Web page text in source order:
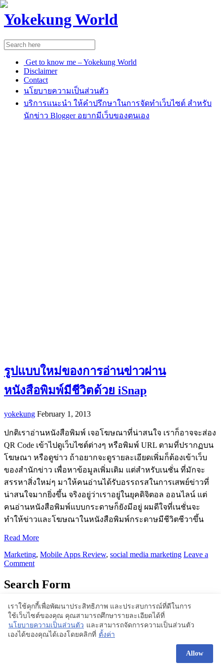
Yokekung World
Get to know me – Yokekung World
Disclaimer
Contact
นโยบายความเป็นส่วนตัว
บริการแนะนำ ให้คำปรึกษาในการจัดทำเว็บไซต์ สำหรับ
นักข่าว Blogger อยากมีเว็บของตนเอง
รูปแบบใหม่ของการอ่านข่าวผ่าน
หนังสือพิมพ์มีชีวิตด้วย iSnap
yokekung February 1, 2013
ปกติเราอ่านหนังสือพิมพ์ เจอโฆษณาที่น่าสนใจ เราก็อาจจะส่อง
QR Code เข้าไปดูเว็บไซต์ต่างๆ หรือพิมพ์ URL ตามที่ปรากฏบน
โฆษณา หรือดูข่าว ถ้าอยากจะดูรายละเอียดเพิ่มก็ต้องเข้าเว็บ
ของสำนักข่าว เพื่อหาข้อมูลเพิ่มเติม แต่สำหรับเนชั่น ที่มักจะ
สรรหาสิ่งใหม่ๆ มาให้คนอ่านได้รับอรรถรสในการเสพย์ข่าวที่
น่าสนใจมากยิ่งขึ้น จริงอยู่ว่าเราอยู่ในยุคดิจิตอล ออนไลน์ แต่
คนอ่านหนังสือพิมพ์แบบกระดาษก็ยังมีอยู่ ผมดีใจที่เนชั่นจะ
ทำให้ข่าวและโฆษณาในหนังสือพิมพ์กระดาษมีชีวิตชีวาขึ้น
Read More
Marketing, Mobile Apps Review, social media marketing Leave a
Comment
Search Form
Proudly powered by WordPress | Theme: BlogStyle
เราใช้คุกกี้เพื่อพัฒนาประสิทธิภาพ และประสบการณ์ที่ดีในการ
ใช้เว็บไซต์ของคุณ คุณสามารถศึกษารายละเอียดได้ที่
นโยบายความเป็นส่วนตัว และสามารถจัดการความเป็นส่วนตัว
เองได้ของคุณได้เองโดยคลิกที่ ตั้งค่า
Allow